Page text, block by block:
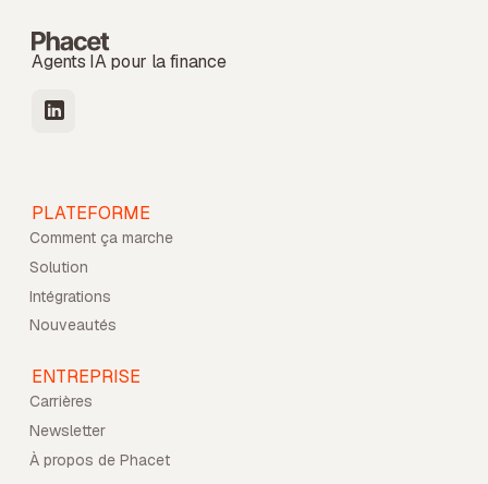
Agents IA pour la finance
PLATEFORME
Comment ça marche
Solution
Intégrations
Nouveautés
ENTREPRISE
Carrières
Newsletter
À propos de Phacet